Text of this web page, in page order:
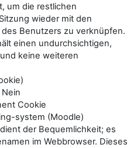
um die restlichen
wieder mit den
Benutzers zu verknüpfen.
einen undurchsichtigen,
keine weiteren
Cookie
system (Moodle)
der Bequemlichkeit; es
im Webbrowser. Dieses